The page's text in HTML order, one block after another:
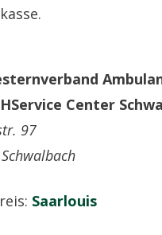
Center
97
Saarlouis